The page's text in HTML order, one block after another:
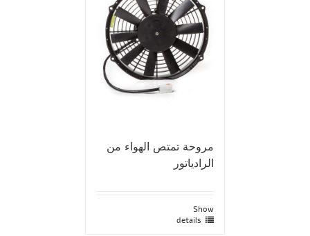
مروحة تمتص الهواء من
الرادياتور
Show
details